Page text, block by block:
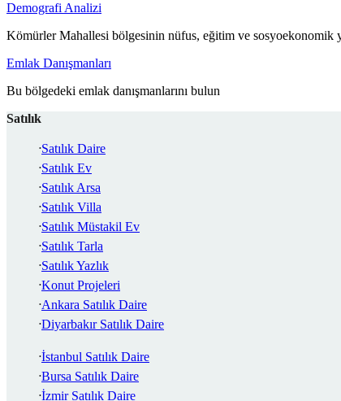
Demografi Analizi
Kömürler Mahallesi bölgesinin nüfus, eğitim ve sosyoekonomik
Emlak Danışmanları
Bu bölgedeki emlak danışmanlarını bulun
Satılık
Satılık Daire
Satılık Ev
Satılık Arsa
Satılık Villa
Satılık Müstakil Ev
Satılık Tarla
Satılık Yazlık
Konut Projeleri
Ankara Satılık Daire
Diyarbakır Satılık Daire
İstanbul Satılık Daire
Bursa Satılık Daire
İzmir Satılık Daire